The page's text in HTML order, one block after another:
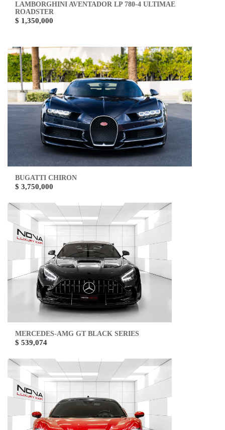
LAMBORGHINI AVENTADOR LP 780-4 ULTIMAE
ROADSTER
$ 1,350,000
BUGATTI CHIRON
$ 3,750,000
MERCEDES-AMG GT BLACK SERIES
$ 539,074